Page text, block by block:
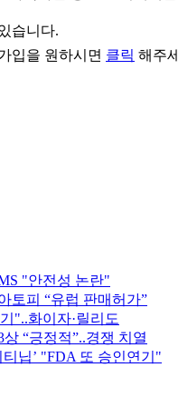
습니다.
입을 원하시면 클릭 해주
"안전성 논란"
토피 “유럽 판매허가”
"..화이자·릴리도
“긍정적”..경쟁 치열
닙’ "FDA 또 승인연기"